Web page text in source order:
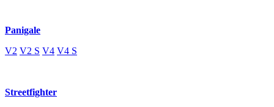
Panigale
V2 V2 S V4 V4 S
Streetfighter